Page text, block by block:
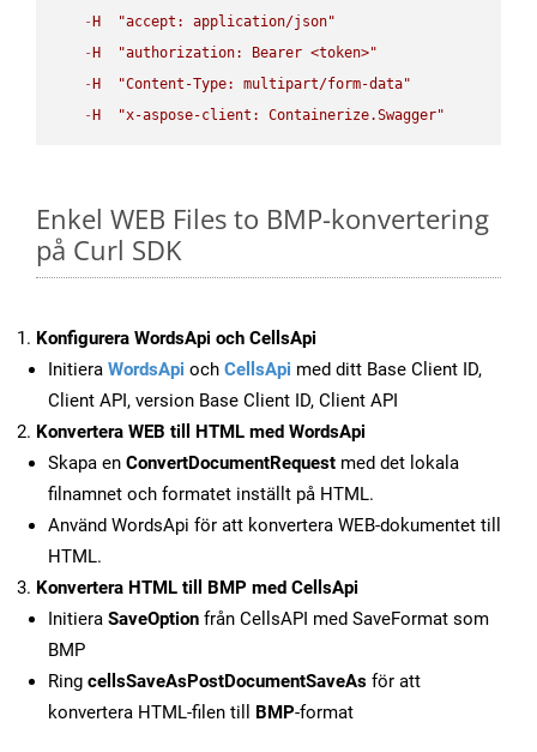
- H
"accept: application/json"
- H
"authorization: Bearer <token>"
- H
"Content-Type: multipart/form-data"
- H "x-aspose-client: Containerize.Swagger"
Enkel WEB Files to BMP-konvertering
på Curl SDK
Konfigurera WordsApi och CellsApi
Initiera WordsApi och CellsApi med ditt Base Client ID,
Client API, version Base Client ID, Client API
Konvertera WEB till HTML med WordsApi
Skapa en ConvertDocumentRequest med det lokala
filnamnet och formatet inställt på HTML.
Använd WordsApi för att konvertera WEB-dokumentet till
HTML.
Konvertera HTML till BMP med CellsApi
Initiera SaveOption från CellsAPI med SaveFormat som
BMP
Ring cellsSaveAsPostDocumentSaveAs för att
konvertera HTML-filen till BMP-format